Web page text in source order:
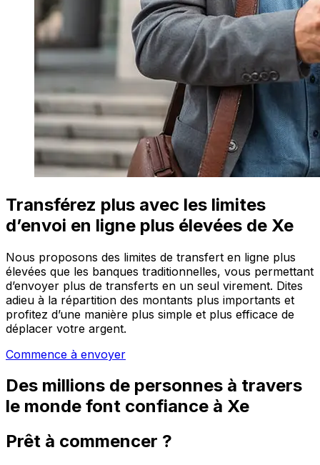
Transférez plus avec les limites
d’envoi en ligne plus élevées de Xe
Nous proposons des limites de transfert en ligne plus
élevées que les banques traditionnelles, vous permettant
d’envoyer plus de transferts en un seul virement. Dites
adieu à la répartition des montants plus importants et
profitez d’une manière plus simple et plus efficace de
déplacer votre argent.
Commence à envoyer
Des millions de personnes à travers
le monde font confiance à Xe
Prêt à commencer ?